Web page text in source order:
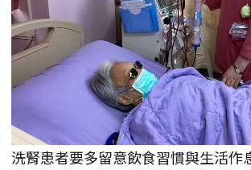
洗腎患者要多留意飲食習慣與生活作